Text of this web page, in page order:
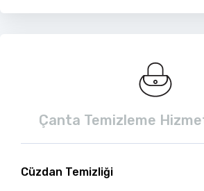
Çanta Temizleme
Cüzdan Temizliği